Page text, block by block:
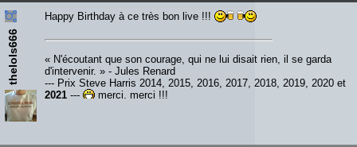
thelols666
Happy Birthday à ce très bon live !!!
« N'écoutant que son courage, qui ne lui disait rien, il se garda
d'intervenir. » - Jules Renard
--- Prix Steve Harris 2014, 2015, 2016, 2017, 2018, 2019, 2020 et
2021 --- merci, merci !!!